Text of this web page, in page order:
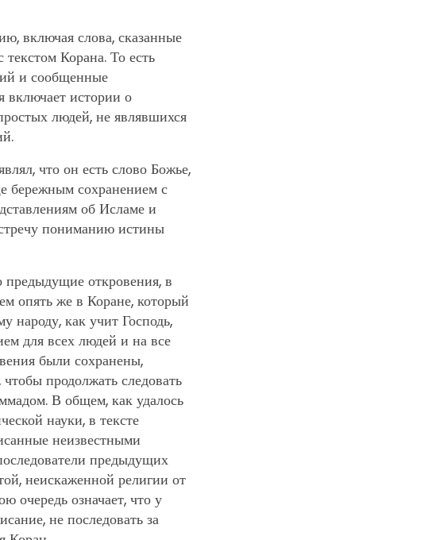
включая слова, сказанные
Корана. То есть
и сообщенные
включает истории о
людей, не являвшихся
что он есть слово Божье,
бережным сохранением с
об Исламе и
пониманию истины
откровения, в
опять же в Коране, который
народу, как учит Господь,
для всех людей и на все
были сохранены,
продолжать следовать
В общем, как удалось
науки, в тексте
неизвестными
предыдущих
неискаженной религии от
очередь означает, что у
не последовать за